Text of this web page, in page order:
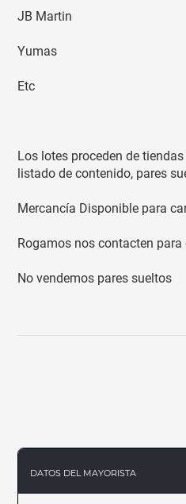
JB Martin
Yumas
Etc
Los lotes proceden de
listado de contenido, pares
Mercancía Disponible para
Rogamos nos contacten
No vendemos pares sueltos
DATOS DEL MAYORISTA